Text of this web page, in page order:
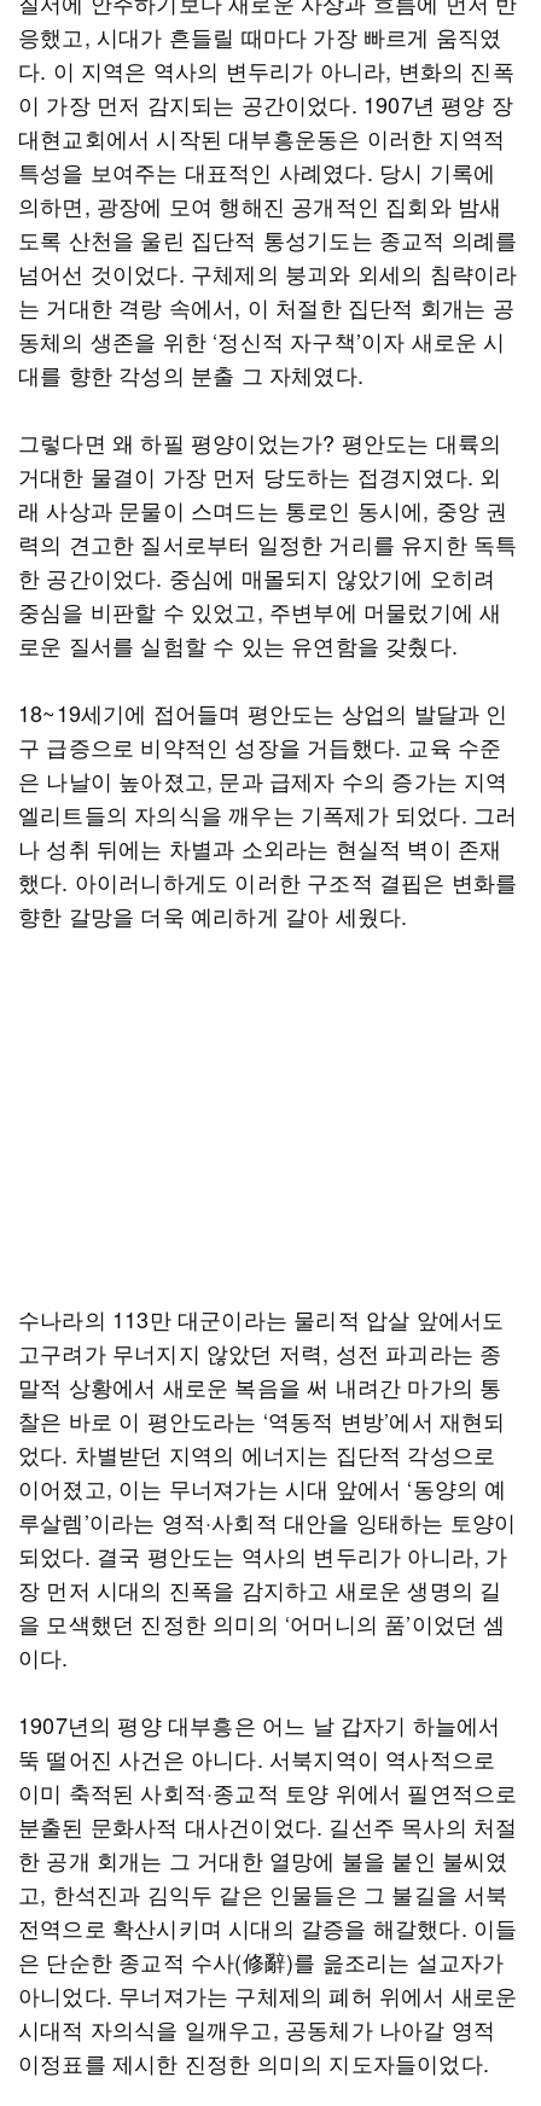
응했고, 시대가 흔들릴 때마다 가장 빠르게 움직였
다. 이 지역은 역사의 변두리가 아니라, 변화의 진폭
이 가장 먼저 감지되는 공간이었다. 1907년 평양 장
대현교회에서 시작된 대부흥운동은 이러한 지역적
특성을 보여주는 대표적인 사례였다. 당시 기록에
의하면, 광장에 모여 행해진 공개적인 집회와 밤새
도록 산천을 울린 집단적 통성기도는 종교적 의례를
넘어선 것이었다. 구체제의 붕괴와 외세의 침략이라
는 거대한 격랑 속에서, 이 처절한 집단적 회개는 공
동체의 생존을 위한 ‘정신적 자구책’이자 새로운 시
대를 향한 각성의 분출 그 자체였다.
그렇다면 왜 하필 평양이었는가? 평안도는 대륙의
거대한 물결이 가장 먼저 당도하는 접경지였다. 외
래 사상과 문물이 스며드는 통로인 동시에, 중앙 권
력의 견고한 질서로부터 일정한 거리를 유지한 독특
한 공간이었다. 중심에 매몰되지 않았기에 오히려
중심을 비판할 수 있었고, 주변부에 머물렀기에 새
로운 질서를 실험할 수 있는 유연함을 갖췄다.
18~19세기에 접어들며 평안도는 상업의 발달과 인
구 급증으로 비약적인 성장을 거듭했다. 교육 수준
은 나날이 높아졌고, 문과 급제자 수의 증가는 지역
엘리트들의 자의식을 깨우는 기폭제가 되었다. 그러
나 성취 뒤에는 차별과 소외라는 현실적 벽이 존재
했다. 아이러니하게도 이러한 구조적 결핍은 변화를
향한 갈망을 더욱 예리하게 갈아 세웠다.
수나라의 113만 대군이라는 물리적 압살 앞에서도
고구려가 무너지지 않았던 저력, 성전 파괴라는 종
말적 상황에서 새로운 복음을 써 내려간 마가의 통
찰은 바로 이 평안도라는 ‘역동적 변방’에서 재현되
었다. 차별받던 지역의 에너지는 집단적 각성으로
이어졌고, 이는 무너져가는 시대 앞에서 ‘동양의 예
루살렘’이라는 영적·사회적 대안을 잉태하는 토양이
되었다. 결국 평안도는 역사의 변두리가 아니라, 가
장 먼저 시대의 진폭을 감지하고 새로운 생명의 길
을 모색했던 진정한 의미의 ‘어머니의 품’이었던 셈
이다.
1907년의 평양 대부흥은 어느 날 갑자기 하늘에서
뚝 떨어진 사건은 아니다. 서북지역이 역사적으로
이미 축적된 사회적·종교적 토양 위에서 필연적으로
분출된 문화사적 대사건이었다. 길선주 목사의 처절
한 공개 회개는 그 거대한 열망에 불을 붙인 불씨였
고, 한석진과 김익두 같은 인물들은 그 불길을 서북
전역으로 확산시키며 시대의 갈증을 해갈했다. 이들
은 단순한 종교적 수사(修辭)를 읊조리는 설교자가
아니었다. 무너져가는 구체제의 폐허 위에서 새로운
시대적 자의식을 일깨우고, 공동체가 나아갈 영적
이정표를 제시한 진정한 의미의 지도자들이었다.